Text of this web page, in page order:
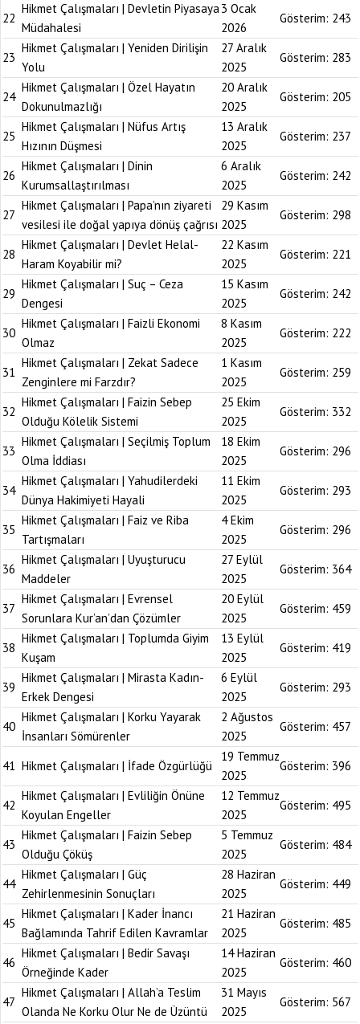
22
Hikmet Çalışmaları | Devletin Piyasaya
Müdahalesi
3 Ocak
2026
Gösterim: 243
23
Hikmet Çalışmaları | Yeniden Dirilişin
Yolu
27 Aralık
2025
Gösterim: 283
24
Hikmet Çalışmaları | Özel Hayatın
Dokunulmazlığı
20 Aralık
2025
Gösterim: 205
25
Hikmet Çalışmaları | Nüfus Artış
Hızının Düşmesi
13 Aralık
2025
Gösterim: 237
26
Hikmet Çalışmaları | Dinin
Kurumsallaştırılması
6 Aralık
2025
Gösterim: 242
27
Hikmet Çalışmaları | Papa’nın ziyareti
vesilesi ile doğal yapıya dönüş çağrısı
29 Kasım
2025
Gösterim: 298
28
Hikmet Çalışmaları | Devlet Helal-
Haram Koyabilir mi?
22 Kasım
2025
Gösterim: 221
29
Hikmet Çalışmaları | Suç – Ceza
Dengesi
15 Kasım
2025
Gösterim: 242
30
Hikmet Çalışmaları | Faizli Ekonomi
Olmaz
8 Kasım
2025
Gösterim: 222
31
Hikmet Çalışmaları | Zekat Sadece
Zenginlere mi Farzdır?
1 Kasım
2025
Gösterim: 259
32
Hikmet Çalışmaları | Faizin Sebep
Olduğu Kölelik Sistemi
25 Ekim
2025
Gösterim: 332
33
Hikmet Çalışmaları | Seçilmiş Toplum
Olma İddiası
18 Ekim
2025
Gösterim: 296
34
Hikmet Çalışmaları | Yahudilerdeki
Dünya Hakimiyeti Hayali
11 Ekim
2025
Gösterim: 293
35
Hikmet Çalışmaları | Faiz ve Riba
Tartışmaları
4 Ekim
2025
Gösterim: 296
36
Hikmet Çalışmaları | Uyuşturucu
Maddeler
27 Eylül
2025
Gösterim: 364
37
Hikmet Çalışmaları | Evrensel
Sorunlara Kur’an’dan Çözümler
20 Eylül
2025
Gösterim: 459
38
Hikmet Çalışmaları | Toplumda Giyim
Kuşam
13 Eylül
2025
Gösterim: 419
39
Hikmet Çalışmaları | Mirasta Kadın-
Erkek Dengesi
6 Eylül
2025
Gösterim: 293
40
Hikmet Çalışmaları | Korku Yayarak
İnsanları Sömürenler
2 Ağustos
2025
Gösterim: 457
41 Hikmet Çalışmaları | İfade Özgürlüğü
19 Temmuz
2025
Gösterim: 396
42
Hikmet Çalışmaları | Evliliğin Önüne
Koyulan Engeller
12 Temmuz
2025
Gösterim: 495
43
Hikmet Çalışmaları | Faizin Sebep
Olduğu Çöküş
5 Temmuz
2025
Gösterim: 484
44
Hikmet Çalışmaları | Güç
Zehirlenmesinin Sonuçları
28 Haziran
2025
Gösterim: 449
45
Hikmet Çalışmaları | Kader İnancı
Bağlamında Tahrif Edilen Kavramlar
21 Haziran
2025
Gösterim: 485
46
Hikmet Çalışmaları | Bedir Savaşı
Örneğinde Kader
14 Haziran
2025
Gösterim: 460
47
Hikmet Çalışmaları | Allah’a Teslim
Olanda Ne Korku Olur Ne de Üzüntü
31 Mayıs
2025
Gösterim: 567